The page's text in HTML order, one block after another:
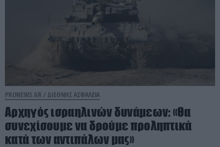
PRONEWS.GR / ΔΙΕΘΝΗΣ ΑΣΦΑΛΕΙΑ
Αρχηγός ισραηλινών δυνάμεων: «Θα
συνεχίσουμε να δρούμε προληπτικά
κατά των αντιπάλων μας»